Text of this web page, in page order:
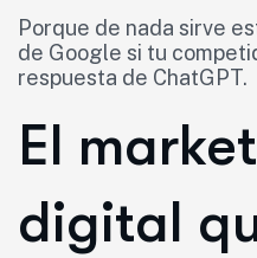
Porque de nada sirve
de Google si tu
respuesta de ChatGPT.
El
digital